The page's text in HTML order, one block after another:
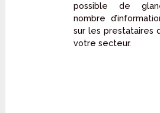
possible de
nombre
sur les prestataires
votre secteur.